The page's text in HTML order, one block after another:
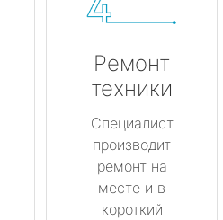
Ремонт
техники
Специалист
производит
ремонт на
месте и в
короткий